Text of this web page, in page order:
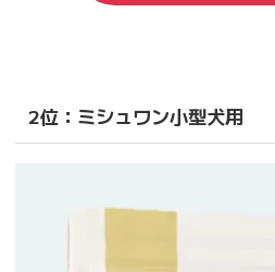
2位：ミシュワン小型犬用